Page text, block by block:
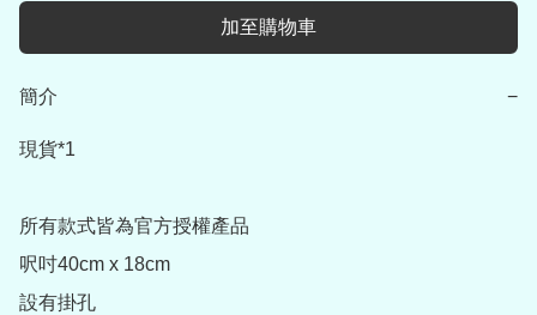
加至購物車
簡介 −
現貨*1
所有款式皆為官方授權產品
呎吋40cm x 18cm
設有掛孔